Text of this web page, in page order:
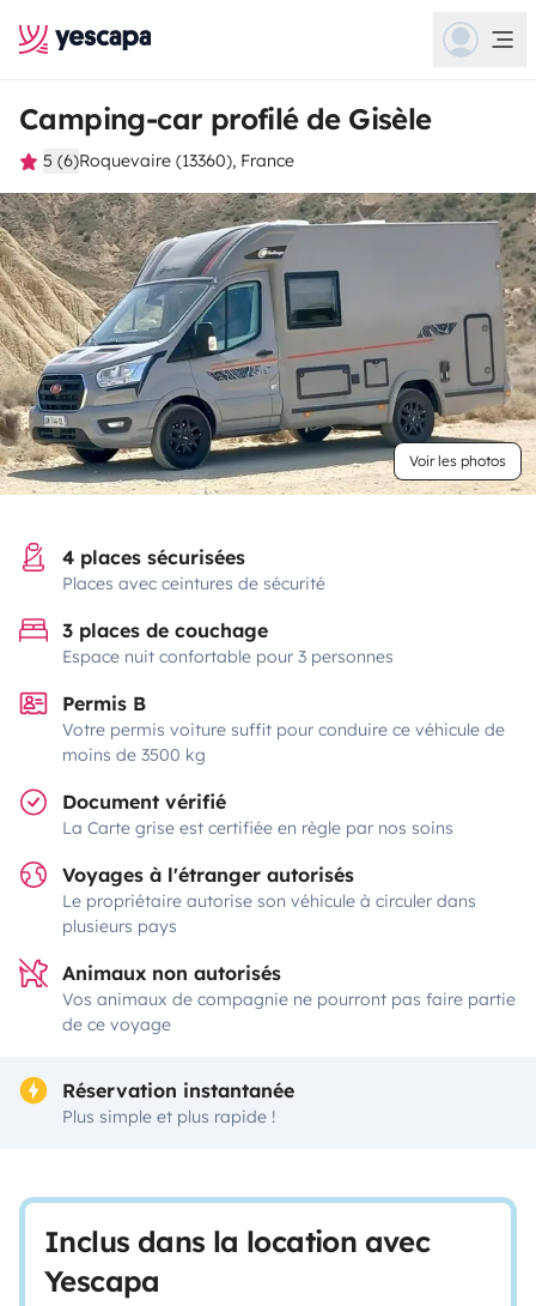
Camping-car profilé de Gisèle
5 (6)Roquevaire (13360), France
Voir les photos
4 places sécurisées
Places avec ceintures de sécurité
3 places de couchage
Espace nuit confortable pour 3 personnes
Permis B
Votre permis voiture suffit pour conduire ce véhicule de
moins de 3500 kg
Document vérifié
La Carte grise est certifiée en règle par nos soins
Voyages à l'étranger autorisés
Le propriétaire autorise son véhicule à circuler dans
plusieurs pays
Animaux non autorisés
Vos animaux de compagnie ne pourront pas faire partie
de ce voyage
Réservation instantanée
Plus simple et plus rapide !
Inclus dans la location avec
Yescapa